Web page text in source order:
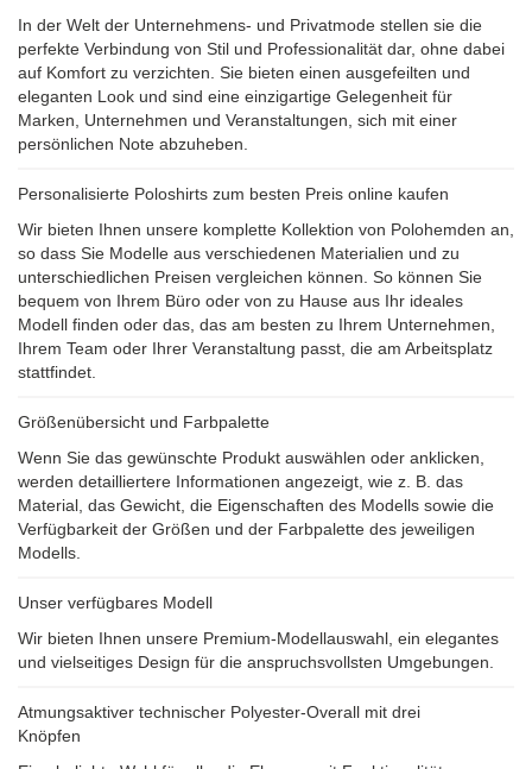
In der Welt der Unternehmens- und Privatmode stellen sie die
perfekte Verbindung von Stil und Professionalität dar, ohne dabei
auf Komfort zu verzichten. Sie bieten einen ausgefeilten und
eleganten Look und sind eine einzigartige Gelegenheit für
Marken, Unternehmen und Veranstaltungen, sich mit einer
persönlichen Note abzuheben.
Personalisierte Poloshirts zum besten Preis online kaufen
Wir bieten Ihnen unsere komplette Kollektion von Polohemden an,
so dass Sie Modelle aus verschiedenen Materialien und zu
unterschiedlichen Preisen vergleichen können. So können Sie
bequem von Ihrem Büro oder von zu Hause aus Ihr ideales
Modell finden oder das, das am besten zu Ihrem Unternehmen,
Ihrem Team oder Ihrer Veranstaltung passt, die am Arbeitsplatz
stattfindet.
Größenübersicht und Farbpalette
Wenn Sie das gewünschte Produkt auswählen oder anklicken,
werden detailliertere Informationen angezeigt, wie z. B. das
Material, das Gewicht, die Eigenschaften des Modells sowie die
Verfügbarkeit der Größen und der Farbpalette des jeweiligen
Modells.
Unser verfügbares Modell
Wir bieten Ihnen unsere Premium-Modellauswahl, ein elegantes
und vielseitiges Design für die anspruchsvollsten Umgebungen.
Atmungsaktiver technischer Polyester-Overall mit drei
Knöpfen